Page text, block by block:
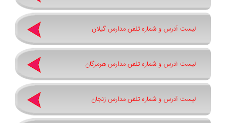
لیست آدرس و شماره تلفن مدارس گیلان
لیست آدرس و شماره تلفن مدارس هرمزگان
لیست آدرس و شماره تلفن مدارس زنجان